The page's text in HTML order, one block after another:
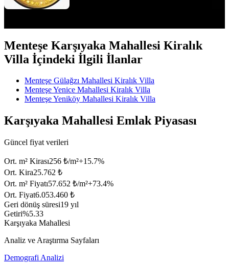
Menteşe Karşıyaka Mahallesi Kiralık
Villa İçindeki İlgili İlanlar
Menteşe Gülağzı Mahallesi Kiralık Villa
Menteşe Yenice Mahallesi Kiralık Villa
Menteşe Yeniköy Mahallesi Kiralık Villa
Karşıyaka Mahallesi Emlak Piyasası
Güncel fiyat verileri
Ort. m² Kirası256 ₺/m²+15.7%
Ort. Kira25.762 ₺
Ort. m² Fiyatı57.652 ₺/m²+73.4%
Ort. Fiyat6.053.460 ₺
Geri dönüş süresi19 yıl
Getiri%5.33
Karşıyaka Mahallesi
Analiz ve Araştırma Sayfaları
Demografi Analizi